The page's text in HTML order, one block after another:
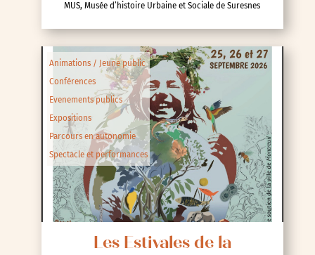
MUS, Musée d’histoire Urbaine et Sociale de Suresnes
Animations / Jeune public
Conférences
Evenements publics
Expositions
Parcours en autonomie
Spectacle et performances
Les Estivales de la